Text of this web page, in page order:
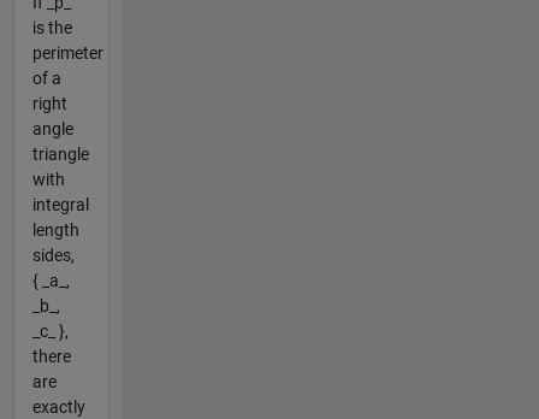
is the
perimeter
of a
right
angle
triangle
with
integral
length
sides,
{ _a_,
_b_,
_c_ },
there
are
exactly